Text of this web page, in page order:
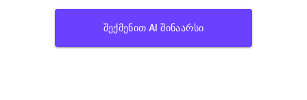
ᲨᲔᲥᲛᲔᲜᲘᲗ AI ᲨᲘᲜᲐᲐᲠᲡᲘ